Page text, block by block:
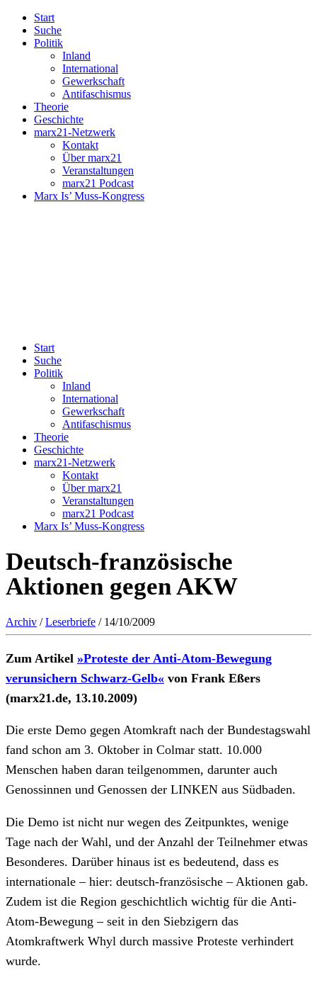
Start
Suche
Politik
Inland
International
Gewerkschaft
Antifaschismus
Theorie
Geschichte
marx21-Netzwerk
Kontakt
Über marx21
Veranstaltungen
marx21 Podcast
Marx Is’ Muss-Kongress
Start
Suche
Politik
Inland
International
Gewerkschaft
Antifaschismus
Theorie
Geschichte
marx21-Netzwerk
Kontakt
Über marx21
Veranstaltungen
marx21 Podcast
Marx Is’ Muss-Kongress
Deutsch-französische
Aktionen gegen AKW
Archiv /Leserbriefe / 14/10/2009
Zum Artikel »Proteste der Anti-Atom-Bewegung
verunsichern Schwarz-Gelb« von Frank Eßers
(marx21.de, 13.10.2009)
Die erste Demo gegen Atomkraft nach der Bundestagswahl
fand schon am 3. Oktober in Colmar statt. 10.000
Menschen haben daran teilgenommen, darunter auch
Genossinnen und Genossen der LINKEN aus Südbaden.
Die Demo ist nicht nur wegen des Zeitpunktes, wenige
Tage nach der Wahl, und der Anzahl der Teilnehmer etwas
Besonderes. Darüber hinaus ist es bedeutend, dass es
internationale – hier: deutsch-französische – Aktionen gab.
Zudem ist die Region geschichtlich wichtig für die Anti-
Atom-Bewegung – seit in den Siebzigern das
Atomkraftwerk Whyl durch massive Proteste verhindert
wurde.